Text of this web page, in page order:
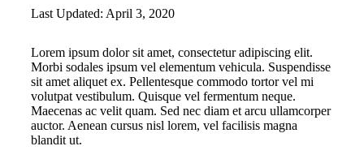
Last Updated: April 3, 2020
Lorem ipsum dolor sit amet, consectetur adipiscing elit.
Morbi sodales ipsum vel elementum vehicula. Suspendisse
sit amet aliquet ex. Pellentesque commodo tortor vel mi
volutpat vestibulum. Quisque vel fermentum neque.
Maecenas ac velit quam. Sed nec diam et arcu ullamcorper
auctor. Aenean cursus nisl lorem, vel facilisis magna
blandit ut.